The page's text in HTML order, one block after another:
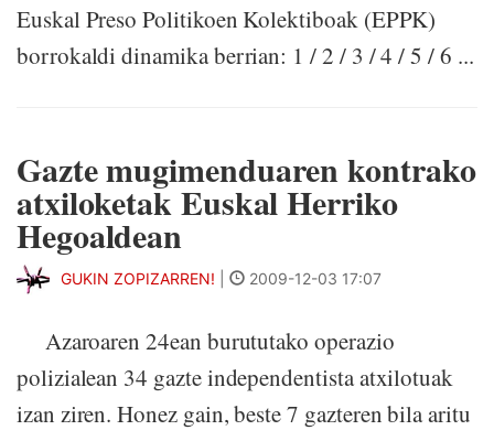
Euskal Preso Politikoen Kolektiboak (EPPK)
borrokaldi dinamika berrian: 1 / 2 / 3 / 4 / 5 / 6 ...
Gazte mugimenduaren kontrako
atxiloketak Euskal Herriko
Hegoaldean
GUKIN ZOPIZARREN! 2009-12-03 17:07
Azaroaren 24ean burututako operazio
polizialean 34 gazte independentista atxilotuak
izan ziren. Honez gain, beste 7 gazteren bila aritu